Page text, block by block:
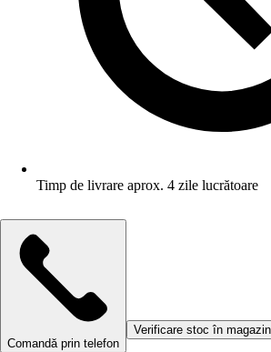
Timp de livrare aprox. 4 zile lucrătoare
Comandă prin telefon
Verificare stoc în